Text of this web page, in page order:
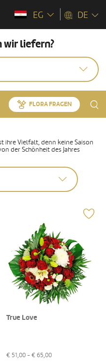
EG DE
wir liefern?
FLORA FRAGEN
ihre Vielfalt, denn keine Saison
der Schönheit des Jahres
True Love
€ 51,00 - € 65,00